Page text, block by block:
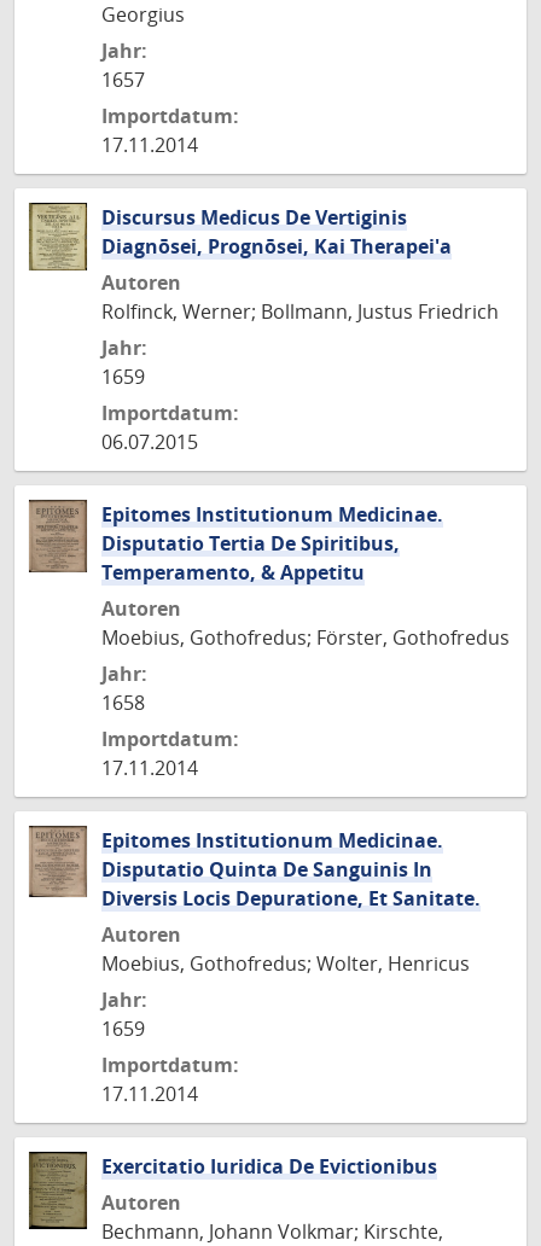
Georgius
Jahr:
1657
Importdatum:
17.11.2014
Discursus Medicus De Vertiginis
Diagnōsei, Prognōsei, Kai Therapei'a
Autoren
Rolfinck, Werner; Bollmann, Justus Friedrich
Jahr:
1659
Importdatum:
06.07.2015
Epitomes Institutionum Medicinae.
Disputatio Tertia De Spiritibus,
Temperamento, & Appetitu
Autoren
Moebius, Gothofredus; Förster, Gothofredus
Jahr:
1658
Importdatum:
17.11.2014
Epitomes Institutionum Medicinae.
Disputatio Quinta De Sanguinis In
Diversis Locis Depuratione, Et Sanitate.
Autoren
Moebius, Gothofredus; Wolter, Henricus
Jahr:
1659
Importdatum:
17.11.2014
Exercitatio Iuridica De Evictionibus
Autoren
Bechmann, Johann Volkmar; Kirschte,